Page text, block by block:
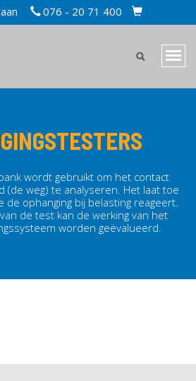
076 - 20 71 400
CART
MAIN
MENU
wordt gebruikt om het contact
(de weg) te analyseren. Het laat toe
de ophanging bij belasting reageert.
de test kan de werking van het
worden geëvalueerd.